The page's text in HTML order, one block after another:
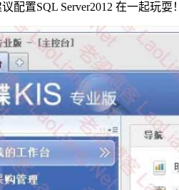
配置SQL Server2012 在一起玩耍！